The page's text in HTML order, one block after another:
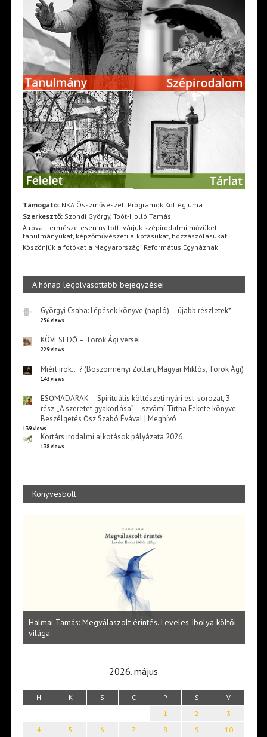
Támogató:NKA Összművészeti Programok Kollégiuma
Szerkesztő:Szondi György, Toót-Holló Tamás
A rovat természetesen nyitott: várjuk szépirodalmi művüket,
tanulmányukat, képzőművészeti alkotásukat, hozzászólásukat.
Köszönjük a fotókat a Magyarországi Református Egyháznak
A hónap legolvasottabb bejegyzései
Györgyi Csaba: Lépések könyve (napló) – újabb részletek*
256 views
KÖVESEDŐ – Török Ági versei
229 views
Miért írok… ? (Böszörményi Zoltán, Magyar Miklós, Török Ági)
143 views
ESŐMADARAK – Spirituális költészeti nyári est-sorozat, 3.
rész: „A szeretet gyakorlása” – szvámí Tírtha Fekete könyve –
Beszélgetés Ősz Szabó Évával | Meghívó
139 views
Kortárs irodalmi alkotások pályázata 2026
138 views
Könyvesbolt
Halmai Tamás: Megválaszolt érintés. Leveles Ibolya költői
világa
2026. május
H K S C P S V
1 2
3
4
5 6 7 8 9
10